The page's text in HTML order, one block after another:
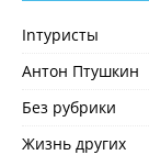
Inтуристы
Антон Птушкин
Без рубрики
Жизнь других